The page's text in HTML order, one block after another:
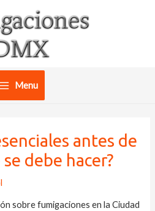
Menu
antes de
debe hacer?
sobre fumigaciones en la Ciudad